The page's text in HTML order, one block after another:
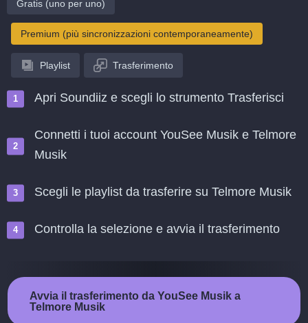
Gratis (uno per uno)
Premium (più sincronizzazioni contemporaneamente)
Playlist Trasferimento
Apri Soundiiz e scegli lo strumento Trasferisci
Connetti i tuoi account YouSee Musik e Telmore
Musik
Scegli le playlist da trasferire su Telmore Musik
Controlla la selezione e avvia il trasferimento
Avvia il trasferimento da YouSee Musik a
Telmore Musik